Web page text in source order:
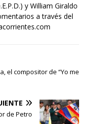
y William Giraldo
a través del
el compositor de “Yo me
de Petro